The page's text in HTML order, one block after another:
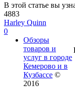
В этой статье вы
4883
Harley Quinn
0
Обзоры
товаров и
услуг в городе
Кемерово и в
Кузбассе ©
2016